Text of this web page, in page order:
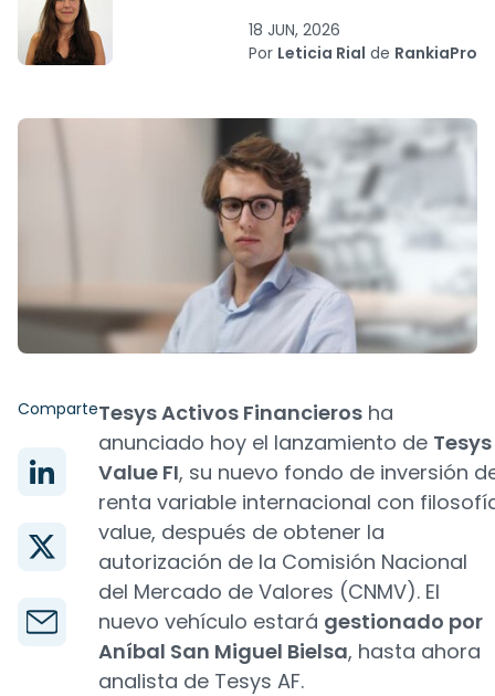
18 JUN, 2026
Por Leticia Rial de RankiaPro
ComparteTesys Activos Financieros ha
anunciado hoy el lanzamiento de Tesys
Value FI, su nuevo fondo de inversión
renta variable internacional con
value, después de obtener la
autorización de la Comisión Nacional
del Mercado de Valores (CNMV). El
nuevo vehículo estará gestionado por
Aníbal San Miguel Bielsa, hasta ahora
analista de Tesys AF.